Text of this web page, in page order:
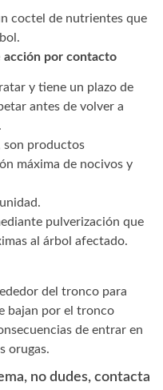
coctel de nutrientes que
acción por contacto
y tiene un plazo de
antes de volver a
son productos
máxima de nocivos y
pulverización que
al árbol afectado.
del tronco para
bajan por el tronco
de entrar en
orugas.
no dudes, contacta